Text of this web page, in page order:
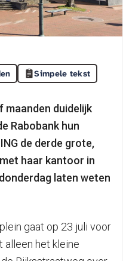
Simpele tekst
maanden duidelijk
Rabobank hun
de derde grote,
haar kantoor in
laten weten
gaat op 23 juli voor
alleen het kleine